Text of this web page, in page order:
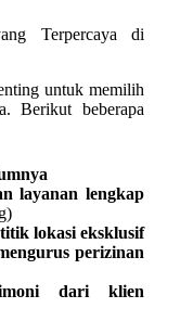
Terpercaya di
untuk memilih
Berikut beberapa
layanan lengkap
lokasi eksklusif
perizinan
dari klien